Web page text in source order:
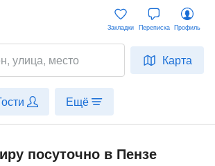
, улица, место Карта
Закладки Переписка Профиль
Ещё
посуточно в Пензе